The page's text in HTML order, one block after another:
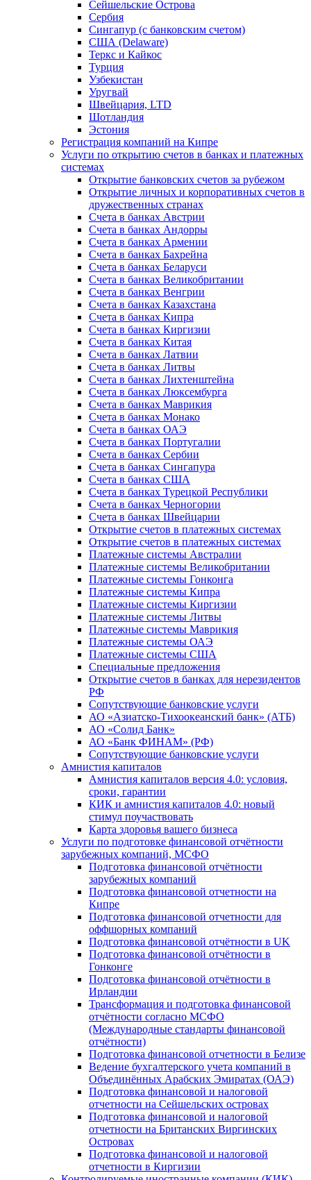
Сейшельские Острова
Сербия
Сингапур (c банковским счетом)
США (Delaware)
Теркс и Кайкос
Турция
Узбекистан
Уругвай
Швейцария, LTD
Шотландия
Эстония
Регистрация компаний на Кипре
Услуги по открытию счетов в банках и платежных
системах
Открытие банковских счетов за рубежом
Открытие личных и корпоративных счетов в
дружественных странах
Счета в банках Австрии
Счета в банках Андорры
Счета в банках Армении
Счета в банках Бахрейна
Счета в банках Беларуси
Счета в банках Великобритании
Счета в банках Венгрии
Счета в банках Казахстана
Счета в банках Кипра
Счета в банках Киргизии
Счета в банках Китая
Счета в банках Латвии
Счета в банках Литвы
Счета в банках Лихтенштейна
Счета в банках Люксембурга
Счета в банках Маврикия
Счета в банках Монако
Счета в банках ОАЭ
Счета в банках Португалии
Счета в банках Сербии
Счета в банках Сингапура
Счета в банках США
Счета в банках Турецкой Республики
Счета в банках Черногории
Счета в банках Швейцарии
Открытие счетов в платежных системах
Открытие счетов в платежных системах
Платежные системы Австралии
Платежные системы Великобритании
Платежные системы Гонконга
Платежные системы Кипра
Платежные системы Киргизии
Платежные системы Литвы
Платежные системы Маврикия
Платежные системы ОАЭ
Платежные системы США
Специальные предложения
Открытие счетов в банках для нерезидентов
РФ
Сопутствующие банковские услуги
АО «Азиатско-Тихоокеанский банк» (АТБ)
АО «Солид Банк»
АО «Банк ФИНАМ» (РФ)
Сопутствующие банковские услуги
Амнистия капиталов
Амнистия капиталов версия 4.0: условия,
сроки, гарантии
КИК и амнистия капиталов 4.0: новый
стимул поучаствовать
Карта здоровья вашего бизнеса
Услуги по подготовке финансовой отчётности
зарубежных компаний, МСФО
Подготовка финансовой отчётности
зарубежных компаний
Подготовка финансовой отчетности на
Кипре
Подготовка финансовой отчетности для
оффшорных компаний
Подготовка финансовой отчётности в UK
Подготовка финансовой отчётности в
Гонконге
Подготовка финансовой отчётности в
Ирландии
Трансформация и подготовка финансовой
отчётности согласно МСФО
(Международные стандарты финансовой
отчётности)
Подготовка финансовой отчетности в Белизе
Ведение бухгалтерского учета компаний в
Объединённых Арабских Эмиратах (ОАЭ)
Подготовка финансовой и налоговой
отчетности на Сейшельских островах
Подготовка финансовой и налоговой
отчетности на Британских Виргинских
Островах
Подготовка финансовой и налоговой
отчетности в Киргизии